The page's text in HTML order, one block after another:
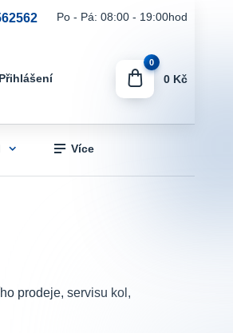
Přihlášení
Po - Pá: 08:00 - 19:00hod
0
0 Kč
Více
prodeje, servisu kol,